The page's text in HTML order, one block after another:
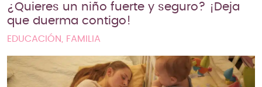
¿Quieres un niño fuerte y seguro? ¡Deja
que duerma contigo!
EDUCACIÓN, FAMILIA